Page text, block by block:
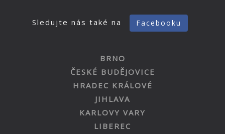
Sledujte nás také na Facebooku
BRNO
ČESKÉ BUDĚJOVICE
HRADEC KRÁLOVÉ
JIHLAVA
KARLOVY VARY
LIBEREC